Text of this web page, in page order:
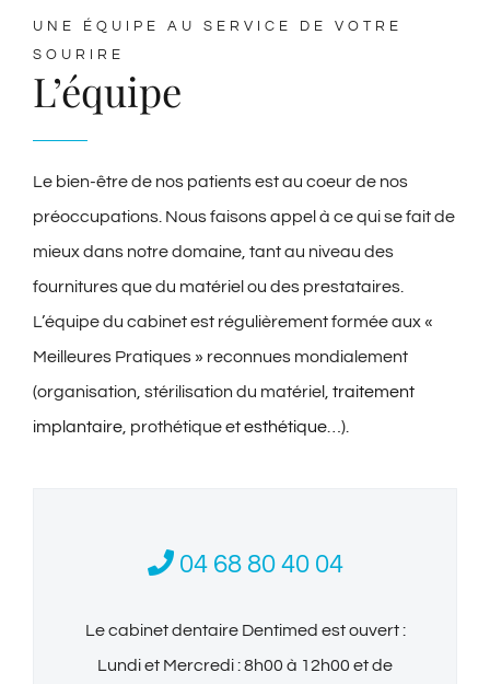
UNE ÉQUIPE AU SERVICE DE VOTRE
SOURIRE
L’équipe
Le bien-être de nos patients est au coeur de nos
préoccupations. Nous faisons appel à ce qui se fait de
mieux dans notre domaine, tant au niveau des
fournitures que du matériel ou des prestataires.
L’équipe du cabinet est régulièrement formée aux «
Meilleures Pratiques » reconnues mondialement
(organisation, stérilisation du matériel, traitement
implantaire, prothétique etesthétique…).
04 68 80 40 04
Le cabinet dentaire Dentimed est ouvert :
Lundi et Mercredi : 8h00 à 12h00 et de